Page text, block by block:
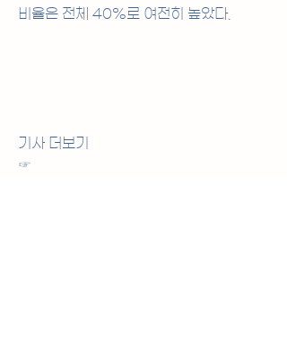
비율은 전체 40%로 여전히 높았다.
기사 더보기